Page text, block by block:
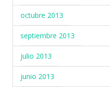
octubre 2013
septiembre 2013
julio 2013
junio 2013